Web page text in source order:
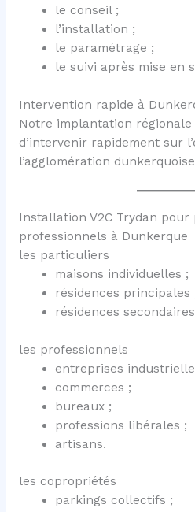
le conseil ;
l’installation ;
le paramétrage ;
le suivi après mise en
Intervention rapide à
Notre implantation
d’intervenir rapidement sur
l’agglomération
Installation V2C Trydan
professionnels à Dunkerque
les particuliers
maisons individuelles ;
résidences principales
résidences
les professionnels
entreprises
commerces ;
bureaux ;
professions libérales ;
artisans.
les copropriétés
parkings collectifs ;